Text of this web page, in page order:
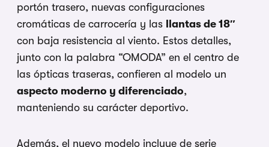
portón trasero, nuevas configuraciones
cromáticas de carrocería y las
llantas de 18″
con baja resistencia al viento. Estos detalles,
junto con la palabra “OMODA” en el centro de
las ópticas traseras, confieren al modelo un
aspecto moderno y diferenciado,
manteniendo su carácter deportivo.
Además, el nuevo modelo incluye de serie